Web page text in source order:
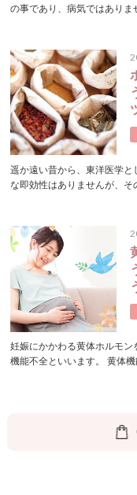
の事であり、病気ではありま
遥か遠い昔から、東洋医学と
な即効性はありませんが、そ
妊娠にかかわる黄体ホルモ
機能不全といいます。 黄体